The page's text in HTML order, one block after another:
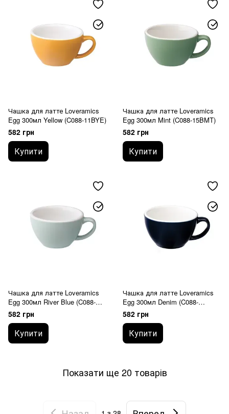
Чашка для латте Loveramics
Egg 300мл Yellow (C088-11BYE)
582 грн
Купити
Чашка для латте Loveramics
Egg 300мл Mint (C088-15BMT)
582 грн
Купити
Чашка для латте Loveramics
Egg 300мл River Blue (C088-
17BBL)
582 грн
Купити
Чашка для латте Loveramics
Egg 300мл Denim (C088-
07BDE)
582 грн
Купити
Показати ще 20 товарів